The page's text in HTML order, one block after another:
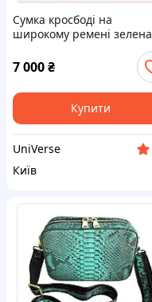
Сумка кросбоді на
широкому ремені зелена
TK87M24151
7 000₴
Купити
UniVerse
Київ